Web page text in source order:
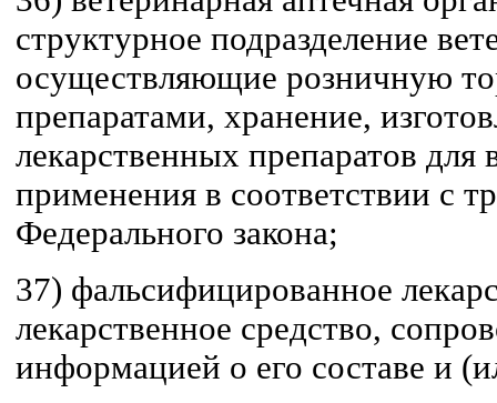
структурное подразделение
осуществляющие розничную
препаратами, хранение,
лекарственных препаратов для
применения в соответствии с
Федерального закона;
37) фальсифицированное
лекарственное средство,
информацией о его составе и